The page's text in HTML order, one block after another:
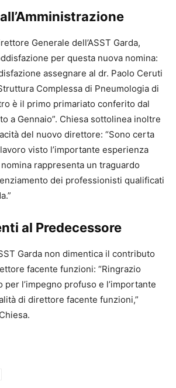
Generale dell’ASST Garda,
per questa nuova nomina:
assegnare al dr. Paolo Ceruti
Complessa di Pneumologia di
è il primo primariato conferito dal
a Gennaio”. Chiesa sottolinea inoltre
del nuovo direttore: “Sono certa
visto l’importante esperienza
rappresenta un traguardo
dei professionisti qualificati
al Predecessore
Garda non dimentica il contributo
facente funzioni: “Ringrazio
per l’impegno profuso e l’importante
di direttore facente funzioni,”